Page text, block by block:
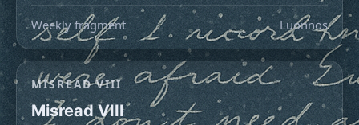
Weekly fragment Luonnos
MISREAD VIII
Misread VIII